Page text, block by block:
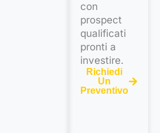
con
prospect
qualificati
pronti a
investire.
Richiedi
Un
Preventivo